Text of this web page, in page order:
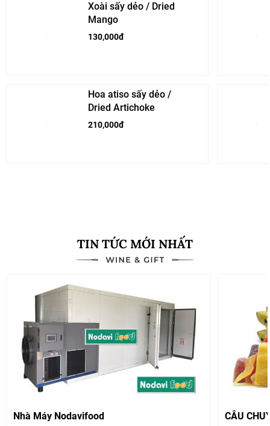
Xoài sấy dẻo / Dried
Mango
130,000đ
Hoa atiso sấy dẻo /
Dried Artichoke
210,000đ
TIN TỨC MỚI NHẤT
Nhà Máy Nodavifood CÂU